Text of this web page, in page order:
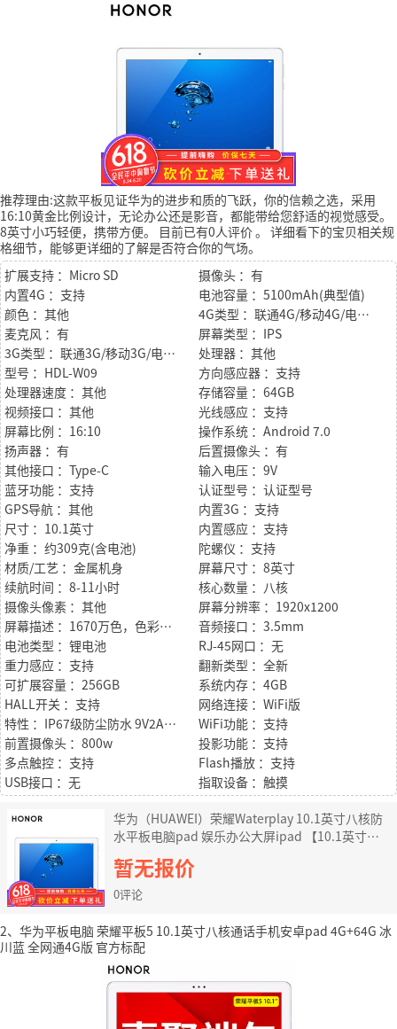
推荐理由:这款平板见证华为的进步和质的飞跃，你的信赖之选，采用
16:10黄金比例设计，无论办公还是影音，都能带给您舒适的视觉感受。
8英寸小巧轻便，携带方便。
目前已有0人评价。 详细看下的宝贝相关规
格细节，能够更详细的了解是否符合你的气场。
扩展支持 ：Micro SD
摄像头 ：有
内置4G ：支持
电池容量 ：5100mAh(典型值)
颜色 ：其他
4G类型 ：联通4G/移动4G/电信4G
麦克风 ：有
屏幕类型 ：IPS
3G类型 ：联通3G/移动3G/电信3G
处理器 ：其他
型号 ：HDL-W09
方向感应器 ：支持
处理器速度 ：其他
存储容量 ：64GB
视频接口 ：其他
光线感应 ：支持
屏幕比例 ：16:10
操作系统 ：Android 7.0
扬声器 ：有
后置摄像头 ：有
其他接口 ：Type-C
输入电压 ：9V
蓝牙功能 ：支持
认证型号 ：认证型号
GPS导航 ：其他
内置3G ：支持
尺寸 ：10.1英寸
内置感应 ：支持
净重 ：约309克(含电池)
陀螺仪 ：支持
材质/工艺 ：金属机身
屏幕尺寸 ：8英寸
续航时间 ：8-11小时
核心数量 ：八核
摄像头像素 ：其他
屏幕分辨率 ：1920x1200
屏幕描述 ：1670万色，色彩饱和度(NTSC)：60%(典型
音频接口 ：3.5mm
电池类型 ：锂电池
RJ-45网口 ：无
重力感应 ：支持
翻新类型 ：全新
可扩展容量 ：256GB
系统内存 ：4GB
HALL开关 ：支持
网络连接 ：WiFi版
特性 ：IP67级防尘防水 9V2A快充 哈曼卡顿音效
WiFi功能 ：支持
前置摄像头 ：800w
投影功能 ：支持
多点触控 ：支持
Flash播放 ：支持
USB接口 ：无
指取设备 ：触摸
华为（HUAWEI）荣耀Waterplay 10.1英寸八核防
水平板电脑pad 娱乐办公大屏ipad 【10.1英寸】
4G+64G WiFi版 金色 【官方标配】
暂无报价
0评论
2、华为平板电脑 荣耀平板5 10.1英寸八核通话手机安卓pad 4G+64G 冰
川蓝 全网通4G版 官方标配